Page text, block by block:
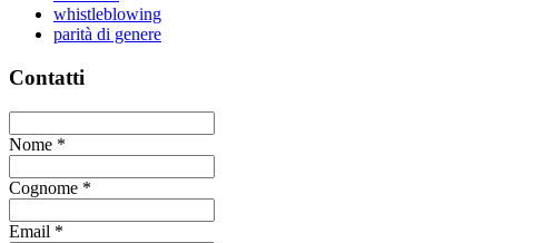
whistleblowing
parità di genere
Contatti
Nome *
Cognome *
Email *